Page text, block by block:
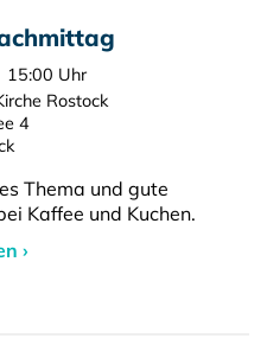
15:00 Uhr
Rostock
4
Thema und gute
Kaffee und Kuchen.
›